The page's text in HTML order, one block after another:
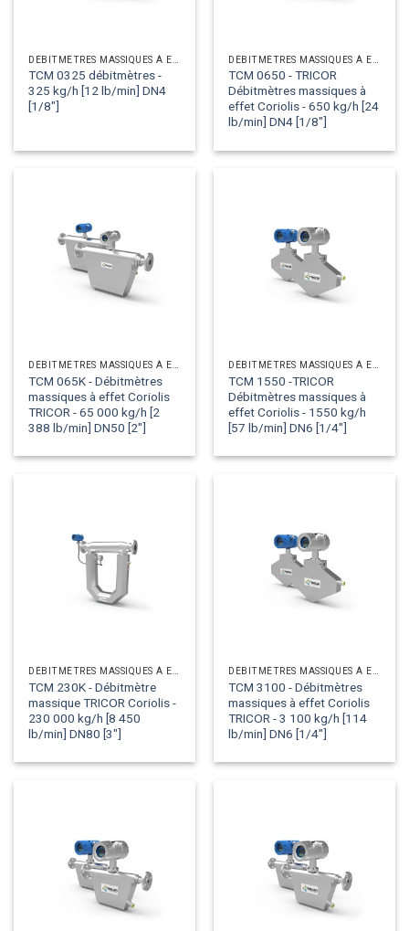
TCM 0325 débitmètres -
325 kg/h [12 lb/min] DN4
[1/8"]
TCM 0650 - TRICOR
Débitmètres massiques à
effet Coriolis - 650 kg/h [24
lb/min] DN4 [1/8"]
DÉBITMÈTRES MASSIQUES À EFFET CORIOLIS
TCM 065K - Débitmètres
massiques à effet Coriolis
TRICOR - 65 000 kg/h [2
388 lb/min] DN50 [2"]
DÉBITMÈTRES MASSIQUES À EFFET CORIOLIS
TCM 1550 -TRICOR
Débitmètres massiques à
effet Coriolis - 1550 kg/h
[57 lb/min] DN6 [1/4"]
TCM 230K - Débitmètre
massique TRICOR Coriolis -
230 000 kg/h [8 450
lb/min] DN80 [3"]
TCM 3100 - Débitmètres
massiques à effet Coriolis
TRICOR - 3 100 kg/h [114
lb/min] DN6 [1/4"]